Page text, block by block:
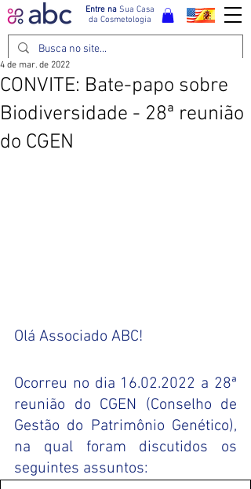
Entre naSua Casa
da Cosmetologia
CONVITE: Bate-papo sobre
Biodiversidade - 28ª reunião
do CGEN
4 de mar. de 2022
Olá Associado ABC!
Ocorreu no dia 16.02.2022 a 28ª
reunião do CGEN (Conselho de
Gestão do Patrimônio Genético),
na qual foram discutidos os
seguintes assuntos: